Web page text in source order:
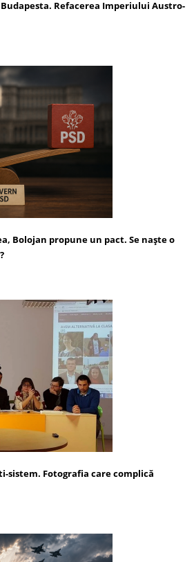
Refacerea Imperiului Austro-
Bolojan propune un pact. Se naște o
sistem. Fotografia care complică